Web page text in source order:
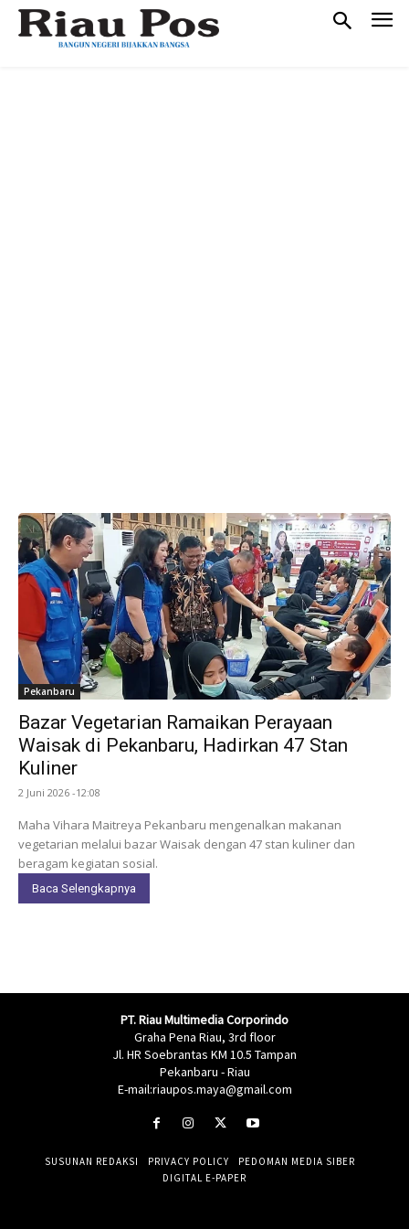
Pekanbaru
Bazar Vegetarian Ramaikan Perayaan
Waisak di Pekanbaru, Hadirkan 47 Stan
Kuliner
2 Juni 2026 -12:08
Maha Vihara Maitreya Pekanbaru mengenalkan makanan
vegetarian melalui bazar Waisak dengan 47 stan kuliner dan
beragam kegiatan sosial.
Baca Selengkapnya
PT. Riau Multimedia Corporindo
Graha Pena Riau, 3rd floor
Jl. HR Soebrantas KM 10.5 Tampan
Pekanbaru - Riau
E-mail:riaupos.maya@gmail.com
SUSUNAN REDAKSI PRIVACY POLICY
PEDOMAN MEDIA SIBER
DIGITAL E-PAPER